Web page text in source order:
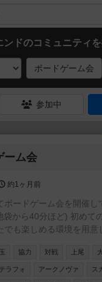
ンドのコミュニティ
ボードゲーム会
参加中
ーム会
約1ヶ月前
ードゲーム会を開催し
ど) 初めての方もボドゲ初
も楽しめる環境を用意
用意しております。 駐車場は
お
協力 対戦 上尾
テラフォ アークノヴァ ス